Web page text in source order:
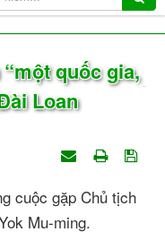
quốc gia,
Loan